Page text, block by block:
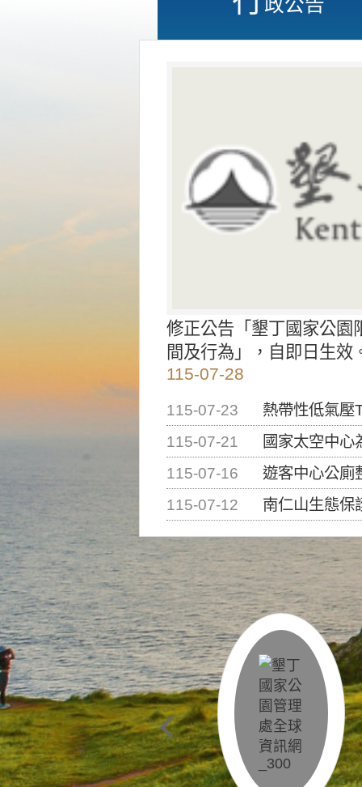
修正公告「墾丁國家公園
間及行為」，自即日生效
115-07-28
115-07-23
熱帶性低氣壓
115-07-21
國家太空中心為辦理
115-07-16
遊客中心公廁
115-07-12
南仁山生態保護區步道已完成